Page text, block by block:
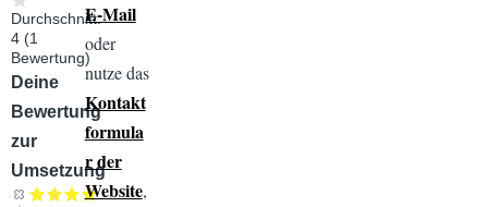
Durchschnitt:
4 (1
Bewertung)
Audiodatei
Deine
Bewertung
zur
Umsetzung
E-Mail
oder
nutze das
Kontakt
formula
r der
Website,